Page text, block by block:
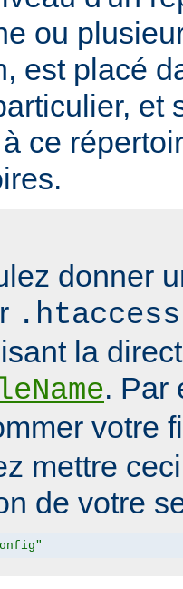
ou
est placé
et
ce
donner
.htaccess
la
. Par
votre
mettre
de votre